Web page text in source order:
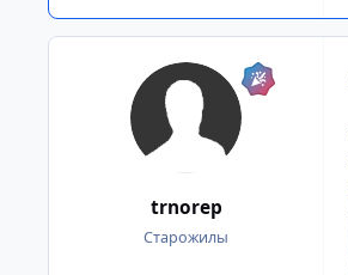
trnorep
Старожилы